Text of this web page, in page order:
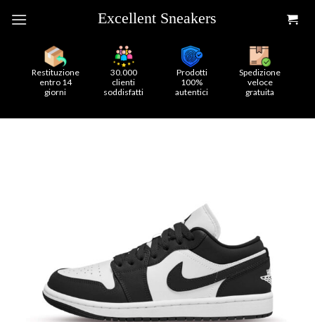
Restituzione
entro 14
giorni
30.000
clienti
soddisfatti
Prodotti
100%
autentici
Spedizione
veloce
gratuita